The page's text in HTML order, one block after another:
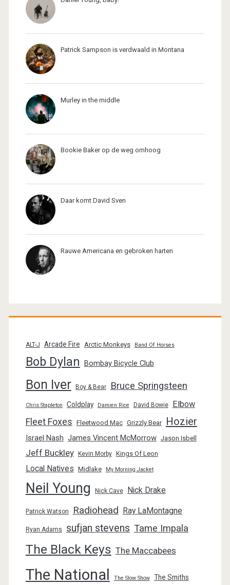
Patrick Sampson is verdwaald in Montana
Murley in the middle
Bookie Baker op de weg omhoog
Daar komt David Sven
Rauwe Americana en gebroken harten
ALT-J Arcade Fire Arctic Monkeys Band Of Horses
Bob Dylan Bombay Bicycle Club
Bon Iver Boy & Bear Bruce Springsteen
Chris Stapleton Coldplay Damien Rice David Bowie Elbow
Fleet Foxes Fleetwood Mac Grizzly Bear Hozier
Israel Nash James Vincent McMorrow Jason Isbell
Jeff Buckley Kevin Morby Kings Of Leon
Local Natives Midlake My Morning Jacket
Neil Young Nick Cave Nick Drake
Patrick Watson Radiohead Ray LaMontagne
Ryan Adams sufjan stevens Tame Impala
The Black Keys The Maccabees
The National The Slow Show The Smiths